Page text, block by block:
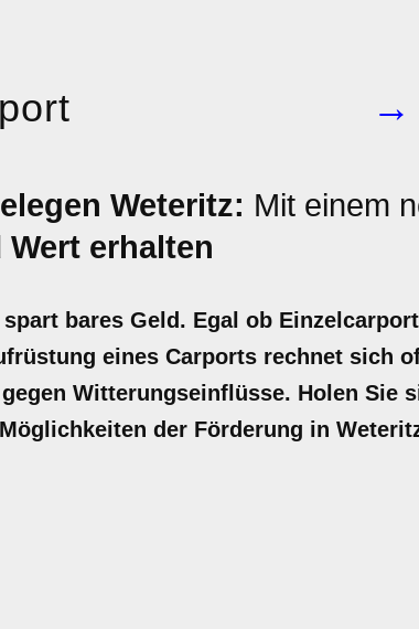
→
Weteritz: Mit einem
Wert erhalten
bares Geld. Egal ob
eines Carports rechnet sich
Witterungseinflüsse. Holen Sie
der Förderung in